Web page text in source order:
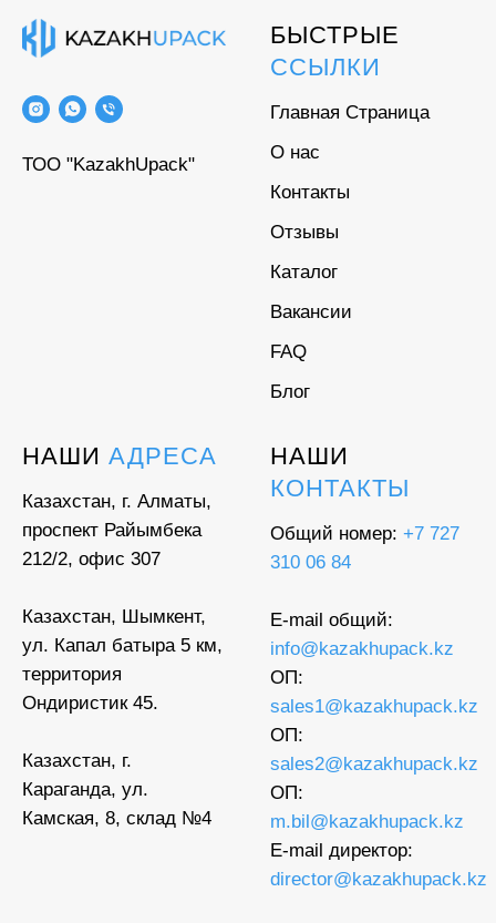
ТОО "KazakhUpack"
БЫСТРЫЕ
ССЫЛКИ
Главная Страница
О нас
Контакты
Отзывы
Каталог
Вакансии
FAQ
Блог
НАШИ АДРЕСА
Казахстан, г. Алматы,
проспект Райымбека
212/2, офис 307
Казахстан, Шымкент,
ул. Капал батыра 5 км,
территория
Ондиристик 45.
Казахстан, г.
Караганда, ул.
Камская, 8, склад №4
НАШИ
КОНТАКТЫ
Общий номер: +7 727
310 06 84
E-mail общий:
info@kazakhupack.kz
ОП:
sales1@kazakhupack.kz
ОП:
sales2@kazakhupack.kz
ОП:
m.bil@kazakhupack.kz
E-mail директор:
director@kazakhupack.kz